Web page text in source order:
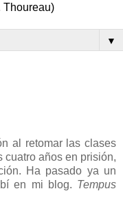
Thoureau)
▼
al retomar las clases
años en prisión,
Ha pasado ya un
en mi blog. Tempus